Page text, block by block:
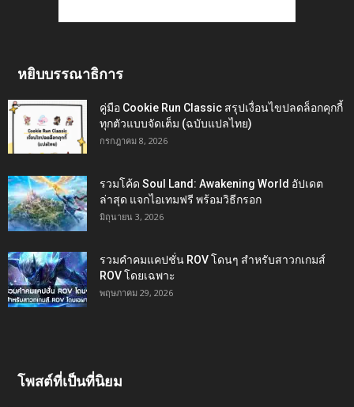
หยิบบรรณาธิการ
คู่มือ Cookie Run Classic สรุปเงื่อนไขปลดล็อกคุกกี้
ทุกตัวแบบจัดเต็ม (ฉบับแปลไทย)
กรกฎาคม 8, 2026
รวมโค้ด Soul Land: Awakening World อัปเดต
ล่าสุด แจกไอเทมฟรี พร้อมวิธีกรอก
มิถุนายน 3, 2026
รวมคำคมแคปชั่น ROV โดนๆ สำหรับสาวกเกมส์
ROV โดยเฉพาะ
พฤษภาคม 29, 2026
โพสต์ที่เป็นที่นิยม